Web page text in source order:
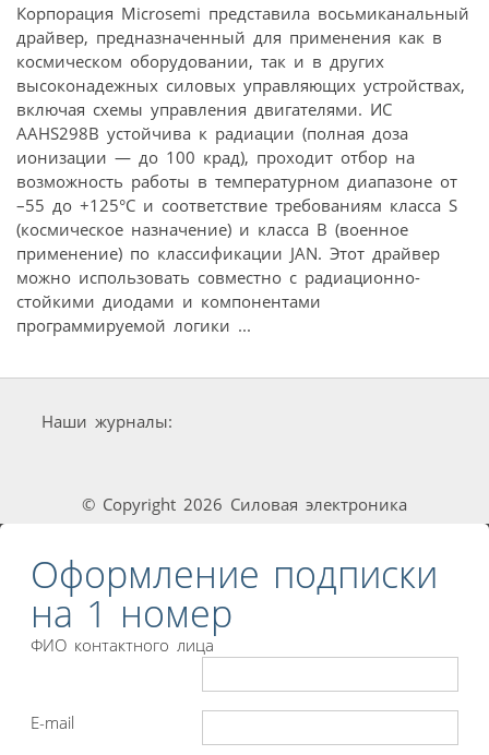
Корпорация Microsemi представила восьмиканальный
драйвер, предназначенный для применения как в
космическом оборудовании, так и в других
высоконадежных силовых управляющих устройствах,
включая схемы управления двигателями. ИС
AAHS298B устойчива к радиации (полная доза
ионизации — до 100 крад), проходит отбор на
возможность работы в температурном диапазоне от
–55 до +125°С и соответствие требованиям класса S
(космическое назначение) и класса B (военное
применение) по классификации JAN. Этот драйвер
можно использовать совместно с радиационно-
стойкими диодами и компонентами
программируемой логики ...
Наши журналы:
© Copyright 2026 Силовая электроника
Оформление подписки
на 1 номер
ФИО контактного лица
E-mail